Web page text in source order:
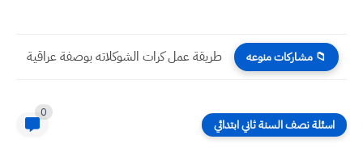
📁 مشاركات منوعه طريقة عمل كرات الشوكلاته بوصفة عراقية
اسئلة نصف السنة ثاني ابتدائي
0